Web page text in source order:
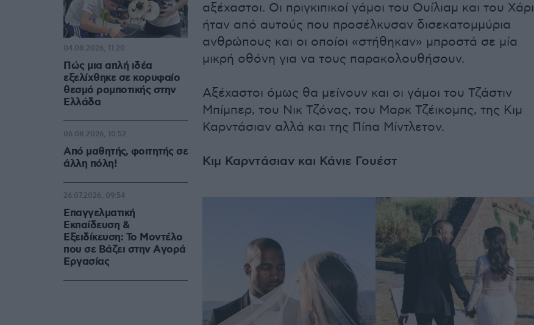
αξέχαστοι. Οι πριγκιπικοί γάμοι του Ουίλιαμ και του Χάρι
ήταν από αυτούς που προσέλκυσαν δισεκατομμύρια
ανθρώπους και οι οποίοι «στήθηκαν» μπροστά σε μία
μικρή οθόνη για να τους παρακολουθήσουν.
Αξέχαστοι όμως θα μείνουν και οι γάμοι του Τζάστιν
Μπίμπερ, του Νικ Τζόνας, του Μαρκ Τζέικομπς, της Κιμ
Καρντάσιαν αλλά και της Πίπα Μίντλετον.
Κιμ Καρντάσιαν και Κάνιε Γουέστ
Πώς μια απλή ιδέα
εξελίχθηκε σε κορυφαίο
θεσμό ρομποτικής στην
Ελλάδα
04.08.2026, 11:20
Από μαθητής, φοιτητής σε
άλλη πόλη!
06.08.2026, 10:52
Επαγγελματική
Εκπαίδευση &
Εξειδίκευση: Το Mοντέλο
που σε Bάζει στην Aγορά
Eργασίας
26.07.2026, 09:54